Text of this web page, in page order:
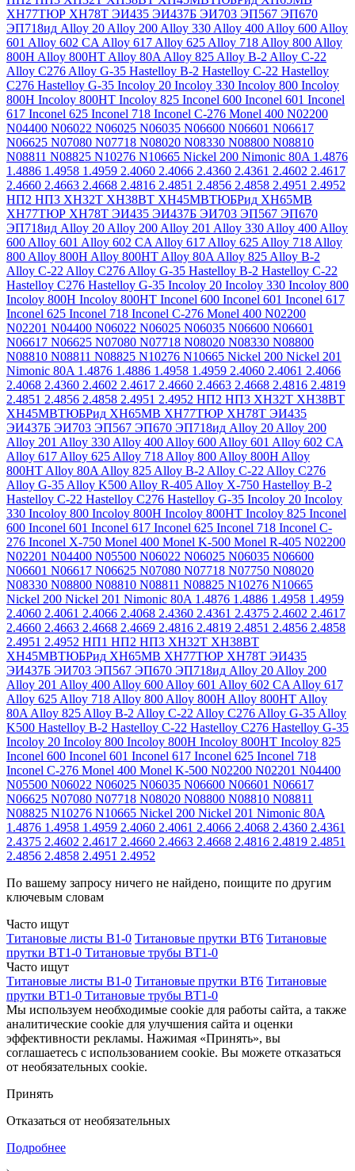
ХН77ТЮР ХН78Т ЭИ435 ЭИ437Б ЭИ703 ЭП567 ЭП670
ЭП718ид Alloy 20 Alloy 200 Alloy 330 Alloy 400 Alloy 600 Alloy
601 Alloy 602 CA Alloy 617 Alloy 625 Alloy 718 Alloy 800 Alloy
800H Alloy 800HT Alloy 80A Alloy 825 Alloy B-2 Alloy C-22
Alloy C276 Alloy G-35 Hastelloy B-2 Hastelloy C-22 Hastelloy
C276 Hastelloy G-35 Incoloy 20 Incoloy 330 Incoloy 800 Incoloy
800H Incoloy 800HT Incoloy 825 Inconel 600 Inconel 601 Inconel
617 Inconel 625 Inconel 718 Inconel C-276 Monel 400 N02200
N04400 N06022 N06025 N06035 N06600 N06601 N06617
N06625 N07080 N07718 N08020 N08330 N08800 N08810
N08811 N08825 N10276 N10665 Nickel 200 Nimonic 80A 1.4876
1.4886 1.4958 1.4959 2.4060 2.4066 2.4360 2.4361 2.4602 2.4617
2.4660 2.4663 2.4668 2.4816 2.4851 2.4856 2.4858 2.4951 2.4952
НП2 НП3 ХН32Т ХН38ВТ ХН45МВТЮБРид ХН65МВ
ХН77ТЮР ХН78Т ЭИ435 ЭИ437Б ЭИ703 ЭП567 ЭП670
ЭП718ид Alloy 20 Alloy 200 Alloy 201 Alloy 330 Alloy 400 Alloy
600 Alloy 601 Alloy 602 CA Alloy 617 Alloy 625 Alloy 718 Alloy
800 Alloy 800H Alloy 800HT Alloy 80A Alloy 825 Alloy B-2
Alloy C-22 Alloy C276 Alloy G-35 Hastelloy B-2 Hastelloy C-22
Hastelloy C276 Hastelloy G-35 Incoloy 20 Incoloy 330 Incoloy 800
Incoloy 800H Incoloy 800HT Inconel 600 Inconel 601 Inconel 617
Inconel 625 Inconel 718 Inconel C-276 Monel 400 N02200
N02201 N04400 N06022 N06025 N06035 N06600 N06601
N06617 N06625 N07080 N07718 N08020 N08330 N08800
N08810 N08811 N08825 N10276 N10665 Nickel 200 Nickel 201
Nimonic 80A 1.4876 1.4886 1.4958 1.4959 2.4060 2.4061 2.4066
2.4068 2.4360 2.4602 2.4617 2.4660 2.4663 2.4668 2.4816 2.4819
2.4851 2.4856 2.4858 2.4951 2.4952 НП2 НП3 ХН32Т ХН38ВТ
ХН45МВТЮБРид ХН65МВ ХН77ТЮР ХН78Т ЭИ435
ЭИ437Б ЭИ703 ЭП567 ЭП670 ЭП718ид Alloy 20 Alloy 200
Alloy 201 Alloy 330 Alloy 400 Alloy 600 Alloy 601 Alloy 602 CA
Alloy 617 Alloy 625 Alloy 718 Alloy 800 Alloy 800H Alloy
800HT Alloy 80A Alloy 825 Alloy B-2 Alloy C-22 Alloy C276
Alloy G-35 Alloy K500 Alloy R-405 Alloy X-750 Hastelloy B-2
Hastelloy C-22 Hastelloy C276 Hastelloy G-35 Incoloy 20 Incoloy
330 Incoloy 800 Incoloy 800H Incoloy 800HT Incoloy 825 Inconel
600 Inconel 601 Inconel 617 Inconel 625 Inconel 718 Inconel C-
276 Inconel X-750 Monel 400 Monel K-500 Monel R-405 N02200
N02201 N04400 N05500 N06022 N06025 N06035 N06600
N06601 N06617 N06625 N07080 N07718 N07750 N08020
N08330 N08800 N08810 N08811 N08825 N10276 N10665
Nickel 200 Nickel 201 Nimonic 80A 1.4876 1.4886 1.4958 1.4959
2.4060 2.4061 2.4066 2.4068 2.4360 2.4361 2.4375 2.4602 2.4617
2.4660 2.4663 2.4668 2.4669 2.4816 2.4819 2.4851 2.4856 2.4858
2.4951 2.4952 НП1 НП2 НП3 ХН32Т ХН38ВТ
ХН45МВТЮБРид ХН65МВ ХН77ТЮР ХН78Т ЭИ435
ЭИ437Б ЭИ703 ЭП567 ЭП670 ЭП718ид Alloy 20 Alloy 200
Alloy 201 Alloy 400 Alloy 600 Alloy 601 Alloy 602 CA Alloy 617
Alloy 625 Alloy 718 Alloy 800 Alloy 800H Alloy 800HT Alloy
80A Alloy 825 Alloy B-2 Alloy C-22 Alloy C276 Alloy G-35 Alloy
K500 Hastelloy B-2 Hastelloy C-22 Hastelloy C276 Hastelloy G-35
Incoloy 20 Incoloy 800 Incoloy 800H Incoloy 800HT Incoloy 825
Inconel 600 Inconel 601 Inconel 617 Inconel 625 Inconel 718
Inconel C-276 Monel 400 Monel K-500 N02200 N02201 N04400
N05500 N06022 N06025 N06035 N06600 N06601 N06617
N06625 N07080 N07718 N08020 N08800 N08810 N08811
N08825 N10276 N10665 Nickel 200 Nickel 201 Nimonic 80A
1.4876 1.4958 1.4959 2.4060 2.4061 2.4066 2.4068 2.4360 2.4361
2.4375 2.4602 2.4617 2.4660 2.4663 2.4668 2.4816 2.4819 2.4851
2.4856 2.4858 2.4951 2.4952
По вашему запросу ничего не найдено, поищите по другим
ключевым словам
Часто ищут
Титановые листы В1-0 Титановые прутки ВТ6 Титановые
прутки ВТ1-0 Титановые трубы ВТ1-0
Часто ищут
Титановые листы В1-0 Титановые прутки ВТ6 Титановые
прутки ВТ1-0 Титановые трубы ВТ1-0
Мы используем необходимые cookie для работы сайта, а также
аналитические cookie для улучшения сайта и оценки
эффективности рекламы. Нажимая «Принять», вы
соглашаетесь с использованием cookie. Вы можете отказаться
от необязательных cookie.
Принять
Отказаться от необязательных
Подробнее